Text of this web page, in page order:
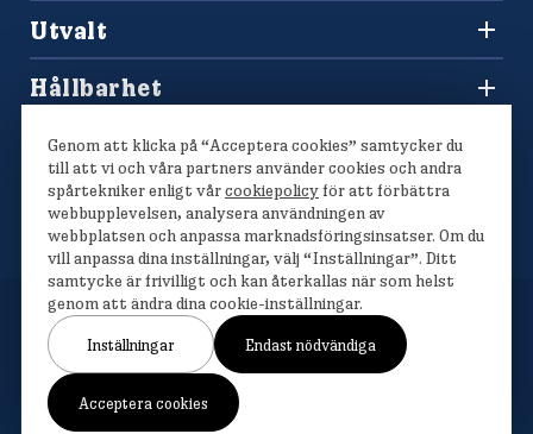
Press och nyhetsrum
Sponsring
Tävlingar
Hitta din Polarklämma
Utvalt
Lediga jobb
Våra bröd
Hållbarhet
Polarmetoden
Om cookies
Cookieinställningar
Personuppgiftshantering
Genom att klicka på “Acceptera cookies” samtycker du
till att vi och våra partners använder cookies och andra
spårtekniker enligt vårcookiepolicyför att förbättra
webbupplevelsen, analysera användningen av
webbplatsen och anpassa marknadsföringsinsatser. Om du
vill anpassa dina inställningar, välj “Inställningar”. Ditt
samtycke är frivilligt och kan återkallas när som helst
genom att ändra dina cookie-inställningar.
Inställningar Endast nödvändiga
Acceptera cookies